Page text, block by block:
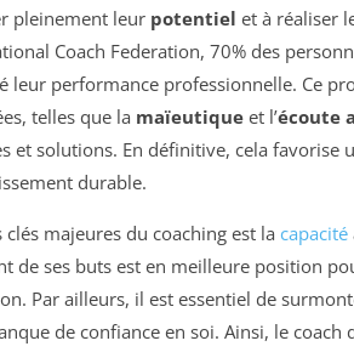
pleinement leur potentiel et à réaliser
Coach Federation, 70% des
leur performance professionnelle. Ce
telles que la maïeutique et l’écoute
et solutions. En définitive, cela favorise
durable.
clés majeures du coaching est la capacité
de ses buts est en meilleure position
Par ailleurs, il est essentiel de
de confiance en soi. Ainsi, le coach